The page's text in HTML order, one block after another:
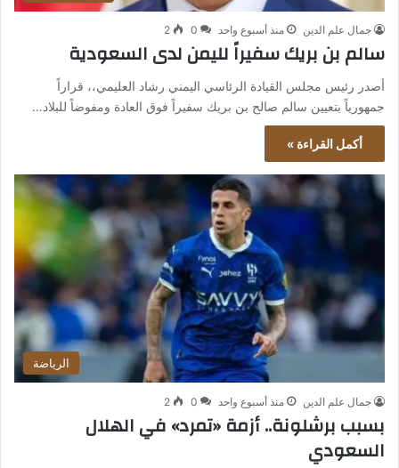
جمال علم الدين منذ أسبوع واحد 0
2
سالم بن بريك سفيراً لليمن لدى السعودية
أصدر رئيس مجلس القيادة الرئاسي اليمني رشاد العليمي،، قراراً
جمهورياً بتعيين سالم صالح بن بريك سفيراً فوق العادة ومفوضاً للبلاد…
أكمل القراءة »
الرياضة
جمال علم الدين منذ أسبوع واحد 0
2
بسبب برشلونة.. أزمة «تمرد» في الهلال
السعودي